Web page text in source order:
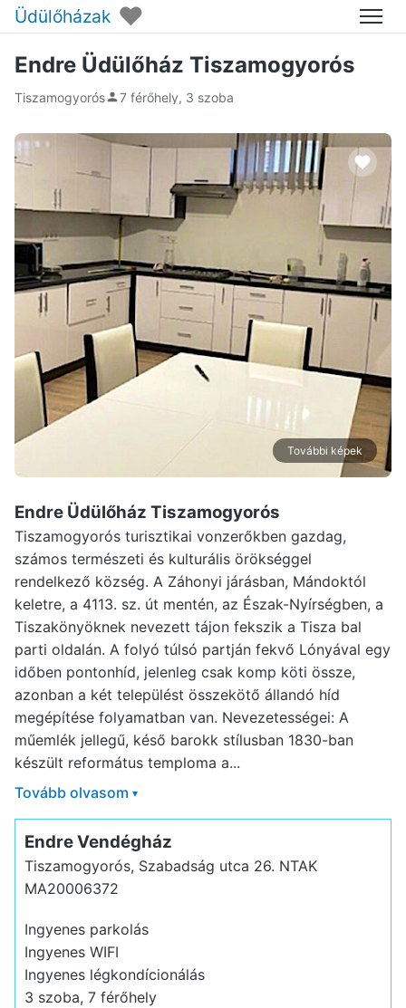
Üdülőházak ♥ Menü
Endre Üdülőház Tiszamogyorós
Tiszamogyorós 7 férőhely, 3 szoba
További képek
Endre Üdülőház Tiszamogyorós
Tiszamogyorós turisztikai vonzerőkben gazdag,
számos természeti és kulturális örökséggel
rendelkező község. A Záhonyi járásban, Mándoktól
keletre, a 4113. sz. út mentén, az Észak-Nyírségben, a
Tiszakönyöknek nevezett tájon fekszik a Tisza bal
parti oldalán. A folyó túlsó partján fekvő Lónyával egy
időben pontonhíd, jelenleg csak komp köti össze,
azonban a két települést összekötő állandó híd
megépítése folyamatban van. Nevezetességei: A
műemlék jellegű, késő barokk stílusban 1830-ban
készült református temploma a...
Tovább olvasom ▾
Endre Vendégház
Tiszamogyorós, Szabadság utca 26. NTAK
MA20006372
Ingyenes parkolás
Ingyenes WIFI
Ingyenes légkondícionálás
3 szoba, 7 férőhely